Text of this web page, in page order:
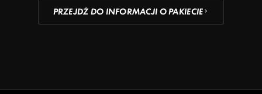
PRZEJDŹ DO INFORMACJI O PAKIECIE